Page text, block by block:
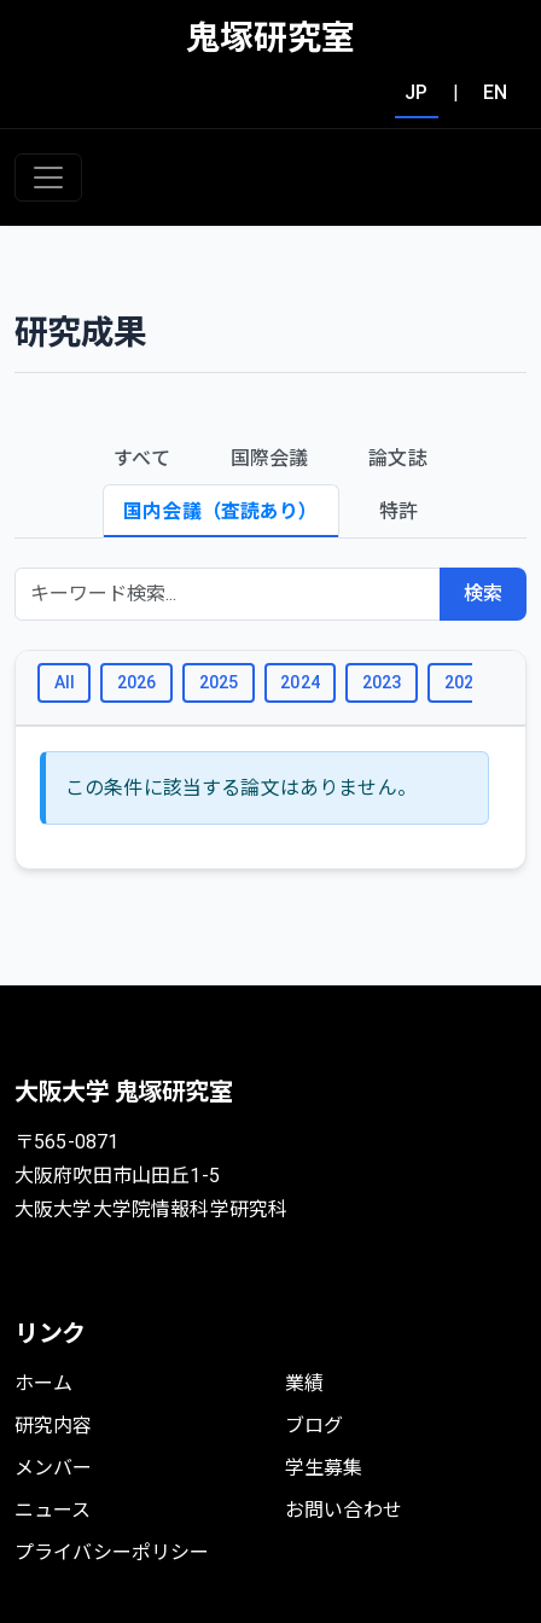
鬼塚研究室
JP | EN
研究成果
すべて 国際会議 論文誌
国内会議（査読あり） 特許
検索
All 2026 2025 2024 2023 2022
この条件に該当する論文はありません。
大阪大学 鬼塚研究室
〒565-0871
大阪府吹田市山田丘1-5
大阪大学大学院情報科学研究科
リンク
ホーム
研究内容
メンバー
ニュース
プライバシーポリシー
業績
ブログ
学生募集
お問い合わせ